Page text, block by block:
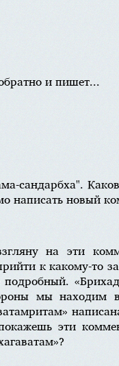
и пишет...
сандарбха".
написать новый
на эти
к какому-
мы находим
эти